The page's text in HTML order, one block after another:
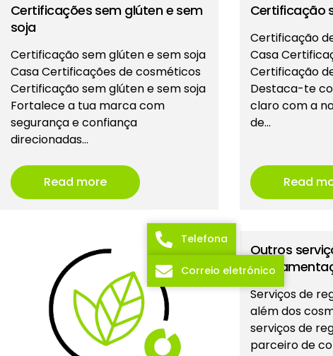
Certificações sem glúten e sem
soja
Certificação sem glúten e sem soja
Casa Certificações de cosméticos
Certificação sem glúten e sem soja
Fortalece a tua marca com
segurança e confiança
direcionadas…
Read more
Certificação
Certificação
Casa
Certificação
Destaca-te
claro com a
de…
Read
Outros
Serviços de
além dos
serviços de
parceiro de
Telefona
Correio eletrónico